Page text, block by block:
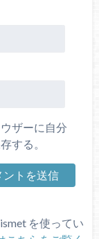
ザーに自分
する。
を使ってい